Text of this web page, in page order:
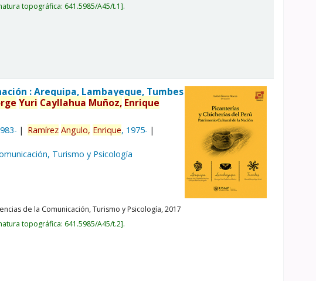
topográfica: 641.5985/A45/t.1 .
: Arequipa, Lambayeque, Tumbes
Yuri Cayllahua Muñoz, Enrique
Ramírez Angulo, Enrique, 1975-
Turismo y Psicología
de la Comunicación, Turismo y Psicología,2017
topográfica: 641.5985/A45/t.2 .